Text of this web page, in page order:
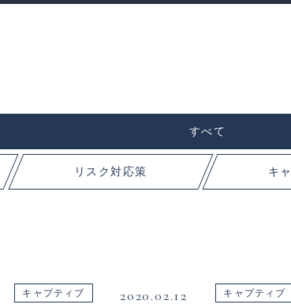
すべて
リスク対応策 キ
キャプティブ 2020.02.12 キャプティブ